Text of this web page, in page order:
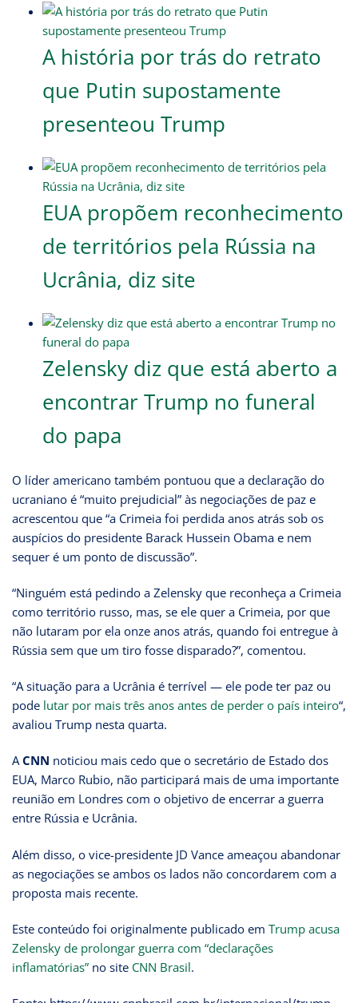
A história por trás do retrato
que Putin supostamente
presenteou Trump
EUA propõem reconhecimento
de territórios pela Rússia na
Ucrânia, diz site
Zelensky diz que está aberto a
encontrar Trump no funeral
do papa
O líder americano também pontuou que a declaração do
ucraniano é “muito prejudicial” às negociações de paz e
acrescentou que “a Crimeia foi perdida anos atrás sob os
auspícios do presidente Barack Hussein Obama e nem
sequer é um ponto de discussão”.
“Ninguém está pedindo a Zelensky que reconheça a Crimeia
como território russo, mas, se ele quer a Crimeia, por que
não lutaram por ela onze anos atrás, quando foi entregue à
Rússia sem que um tiro fosse disparado?”, comentou.
“A situação para a Ucrânia é terrível — ele pode ter paz ou
pode lutar por mais três anos antes de perder o país inteiro“,
avaliou Trump nesta quarta.
ACNN noticiou mais cedo que o secretário de Estado dos
EUA, Marco Rubio, não participará mais de uma importante
reunião em Londres com o objetivo de encerrar a guerra
entre Rússia e Ucrânia.
Além disso, o vice-presidente JD Vance ameaçou abandonar
as negociações se ambos os lados não concordarem com a
proposta mais recente.
Este conteúdo foi originalmente publicado em Trump acusa
Zelensky de prolongar guerra com “declarações
inflamatórias” no site CNN Brasil.